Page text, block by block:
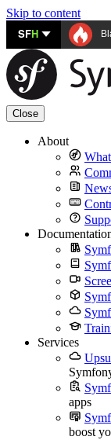
Skip to content
SFH
Close
About
Services
apps
boost